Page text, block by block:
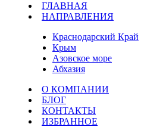
ГЛАВНАЯ
НАПРАВЛЕНИЯ
Краснодарский Край
Крым
Азовское море
Абхазия
О КОМПАНИИ
БЛОГ
КОНТАКТЫ
ИЗБРАННОЕ